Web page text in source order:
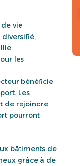
vie
les
bénéficie
Les
de rejoindre
pourront
bâtiments de
grâce à de